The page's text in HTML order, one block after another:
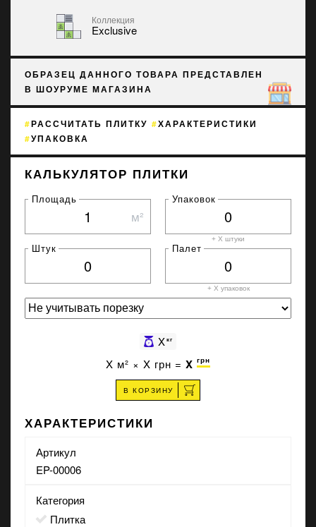
Коллекция
Exclusive
ОБРАЗЕЦ ДАННОГО ТОВАРА ПРЕДСТАВЛЕН
В ШОУРУМЕ МАГАЗИНА
РАССЧИТАТЬ ПЛИТКУ
ХАРАКТЕРИСТИКИ
УПАКОВКА
КАЛЬКУЛЯТОР ПЛИТКИ
Площадь
м²
Упаковок
+ X штуки
Штук Палет
+ X упаковок
Xкг
X м² × X грн = X грн
В КОРЗИНУ
ХАРАКТЕРИСТИКИ
Артикул
EP-00006
Категория
Плитка